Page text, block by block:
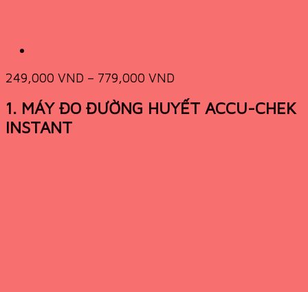
249,000 VND – 779,000 VND
1. MÁY ĐO ĐƯỜNG HUYẾT ACCU-CHEK
INSTANT